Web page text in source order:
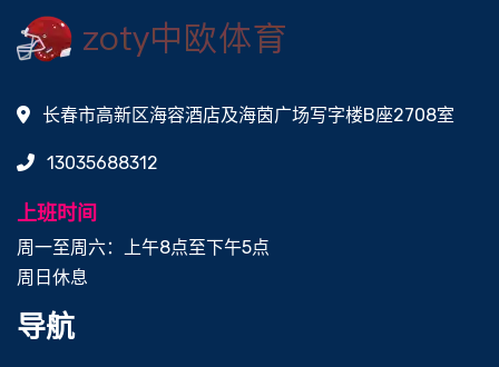
长春市高新区海容酒店及海茵广场写字楼B座2708室
13035688312
上班时间
周一至周六：上午8点至下午5点
周日休息
导航